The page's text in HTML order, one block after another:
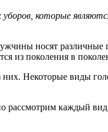
которые
носят
из поколения в
Некоторые виды
рассмотрим каждый